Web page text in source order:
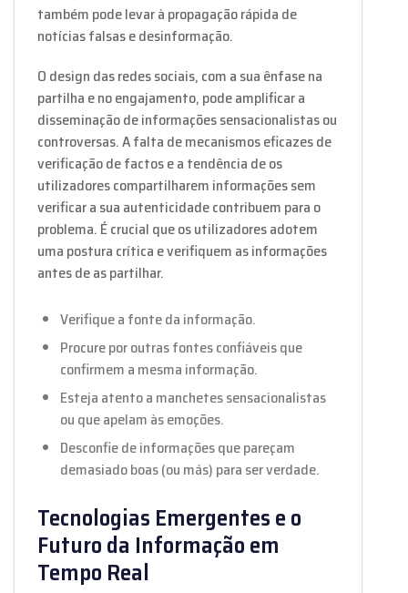
também pode levar à propagação rápida de
notícias falsas e desinformação.
O design das redes sociais, com a sua ênfase na
partilha e no engajamento, pode amplificar a
disseminação de informações sensacionalistas ou
controversas. A falta de mecanismos eficazes de
verificação de factos e a tendência de os
utilizadores compartilharem informações sem
verificar a sua autenticidade contribuem para o
problema. É crucial que os utilizadores adotem
uma postura crítica e verifiquem as informações
antes de as partilhar.
Verifique a fonte da informação.
Procure por outras fontes confiáveis que
confirmem a mesma informação.
Esteja atento a manchetes sensacionalistas
ou que apelam às emoções.
Desconfie de informações que pareçam
demasiado boas (ou más) para ser verdade.
Tecnologias Emergentes e o
Futuro da Informação em
Tempo Real